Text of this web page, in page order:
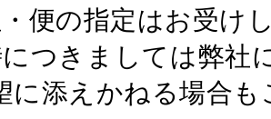
便の指定はお受け
つきましては弊社
に添えかねる場合